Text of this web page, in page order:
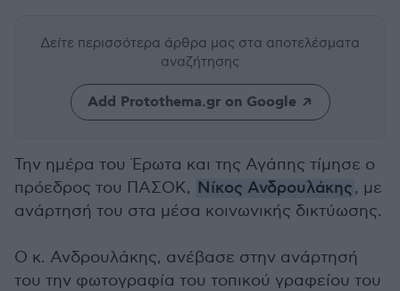
Δείτε περισσότερα άρθρα μας στα αποτελέσματα
αναζήτησης
Add Protothema.gr on Google
Την ημέρα του Έρωτα και της Αγάπης τίμησε ο
πρόεδρος του ΠΑΣΟΚ, Νίκος Ανδρουλάκης, με
ανάρτησή του στα μέσα κοινωνικής δικτύωσης.
Ο κ. Ανδρουλάκης, ανέβασε στην ανάρτησή
του την φωτογραφία του τοπικού γραφείου του